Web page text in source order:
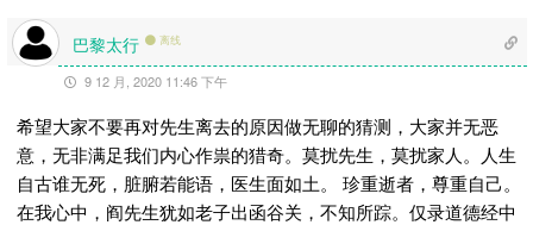
巴黎太行 离线
9 12 月, 2020 11:46 下午
希望大家不要再对先生离去的原因做无聊的猜测，大家并无恶
意，无非满足我们内心作祟的猎奇。莫扰先生，莫扰家人。人生
自古谁无死，脏腑若能语，医生面如土。 珍重逝者，尊重自己。
在我心中，阎先生犹如老子出函谷关，不知所踪。仅录道德经中